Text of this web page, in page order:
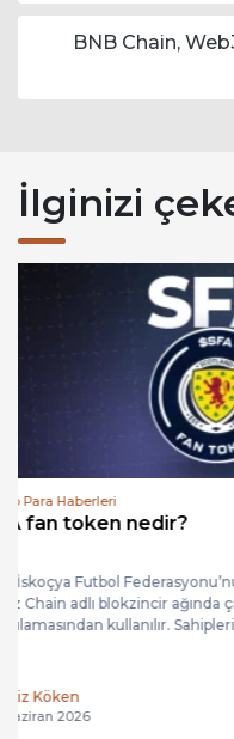
BNB Chain,
İlginizi
Kripto Para Haberleri
Spain Fan Token
Spain Fan Token, İspanya
olarak etkileşim kurmasını
Chiliz ağında çalışır ve
22 Haziran 2026